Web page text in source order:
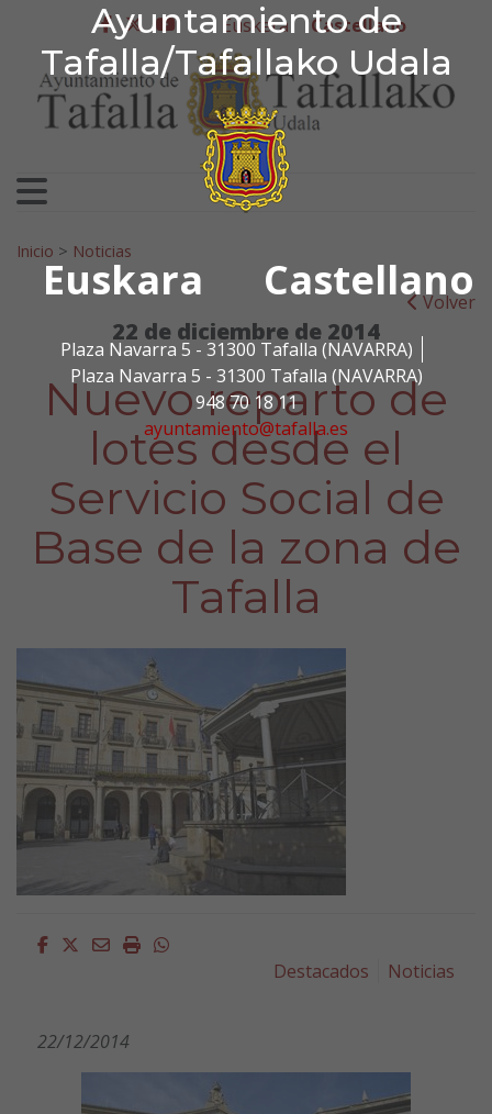
Ayuntamiento de
Tafalla/Tafallako Udala
Euskara Castellano
Plaza Navarra 5 - 31300 Tafalla (NAVARRA)
Plaza Navarra 5 - 31300 Tafalla (NAVARRA)
948 70 18 11
ayuntamiento@tafalla.es
Ir al contenido
Ayuntamiento de
facebook
twitter
youtube
Euskera Castellano
Search for:
Inicio > Noticias
Volver
22 de diciembre de 2014
Nuevo reparto de
lotes desde el
Servicio Social de
Base de la zona de
Tafalla
Facebook
Twitter
EmailImprimirWhatsapp
Destacados
Noticias
22/12/2014